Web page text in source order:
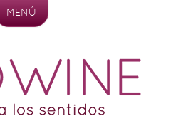
MENÚ